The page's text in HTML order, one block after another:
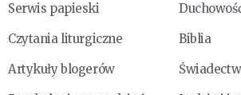
Serwis papieski
Czytania liturgiczne
Biblia
Artykuły blogerów